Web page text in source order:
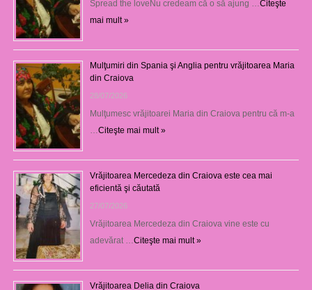
Spread the loveNu credeam că o să ajung …Citeşte
mai mult »
Mulţumiri din Spania şi Anglia pentru vrăjitoarea Maria
din Craiova
28/07/2026
Mulţumesc vrăjitoarei Maria din Craiova pentru că m-a
…Citeşte mai mult »
Vrăjitoarea Mercedeza din Craiova este cea mai
eficientă şi căutată
27/07/2026
Vrăjitoarea Mercedeza din Craiova vine este cu
adevărat …Citeşte mai mult »
Vrăjitoarea Delia din Craiova